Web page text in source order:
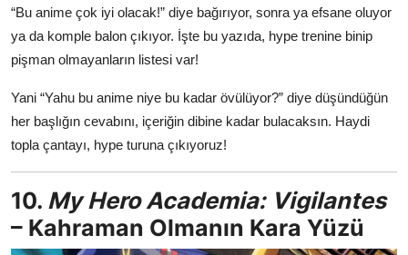
“Bu anime çok iyi olacak!” diye bağırıyor, sonra ya efsane oluyor
ya da komple balon çıkıyor. İşte bu yazıda, hype trenine binip
pişman olmayanların listesi var!
Yani “Yahu bu anime niye bu kadar övülüyor?” diye düşündüğün
her başlığın cevabını, içeriğin dibine kadar bulacaksın. Haydi
topla çantayı, hype turuna çıkıyoruz!
10. My Hero Academia: Vigilantes
– Kahraman Olmanın Kara Yüzü